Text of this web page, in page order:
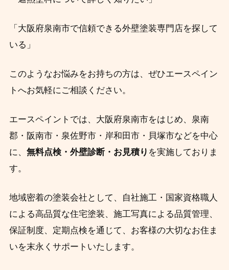
「大阪府泉南市で信頼できる外壁塗装専門店を探して
いる」
このようなお悩みをお持ちの方は、ぜひエースペイン
トへお気軽にご相談ください。
エースペイントでは、大阪府泉南市をはじめ、泉南
郡・阪南市・泉佐野市・岸和田市・貝塚市などを中心
に、 無料点検・外壁診断・お見積り を実施しておりま
す。
地域密着の塗装会社として、自社施工・国家資格職人
による高品質な住宅塗装、施工写真による品質管理、
保証制度、定期点検を通じて、お客様の大切なお住ま
いを末永くサポートいたします。